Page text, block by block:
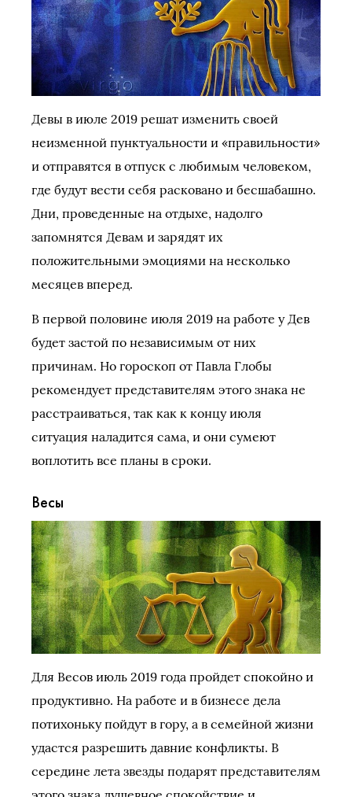
Девы в июле 2019 решат изменить своей
неизменной пунктуальности и «правильности»
и отправятся в отпуск с любимым человеком,
где будут вести себя расковано и бесшабашно.
Дни, проведенные на отдыхе, надолго
запомнятся Девам и зарядят их
положительными эмоциями на несколько
месяцев вперед.
В первой половине июля 2019 на работе у Дев
будет застой по независимым от них
причинам. Но гороскоп от Павла Глобы
рекомендует представителям этого знака не
расстраиваться, так как к концу июля
ситуация наладится сама, и они сумеют
воплотить все планы в сроки.
Весы
Для Весов июль 2019 года пройдет спокойно и
продуктивно. На работе и в бизнесе дела
потихоньку пойдут в гору, а в семейной жизни
удастся разрешить давние конфликты. В
середине лета звезды подарят представителям